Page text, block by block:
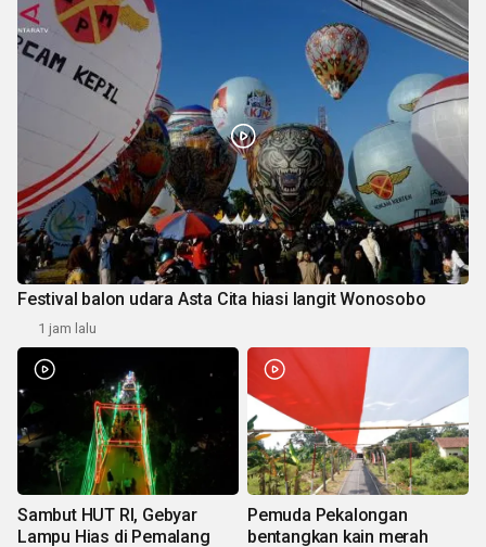
Festival balon udara Asta Cita hiasi langit Wonosobo
1 jam lalu
Sambut HUT RI, Gebyar
Lampu Hias di Pemalang
Pemuda Pekalongan
bentangkan kain merah